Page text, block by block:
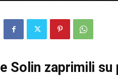
zaprimili su